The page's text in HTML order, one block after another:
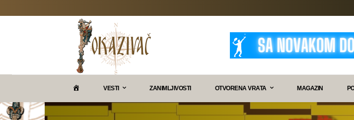
O
VESTI ZANIMLJIVOSTI OTVORENA VRATA MAGAZIN